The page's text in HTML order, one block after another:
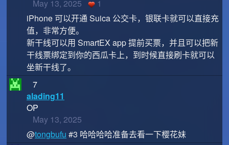
May 13, 2025
1
iPhone 可以开通 Suica 公交卡，银联卡就可以直接充
值，非常方便。
新干线可以用 SmartEX app 提前买票，并且可以把新
干线票绑定到你的西瓜卡上，到时候直接刷卡就可以
坐新干线了。
7
alading11
OP
May 13, 2025
@tongbufu #3 哈哈哈哈准备去看一下樱花妹